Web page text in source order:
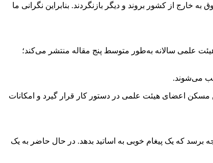
خارج از کشور بروند و دیگر بازنگردند. بنابراین نگرانی ما
علمی سالانه به‌طور متوسط پنج مقاله منتشر می‌کند؛
می‌شوند.
اعضای هیئت علمی در دستور کار قرار گیرد و امکانات
برسد که یک پیغام خوبی به اساتید بدهد. در حال حاضر به یک